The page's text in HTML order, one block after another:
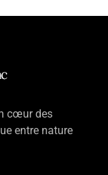
cœur des
entre nature